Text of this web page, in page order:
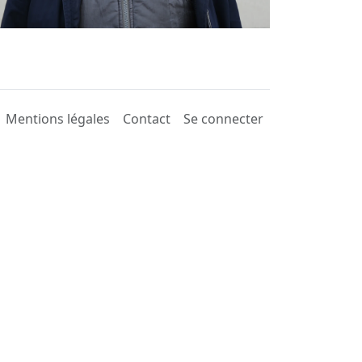
Mentions légales Contact Se connecter